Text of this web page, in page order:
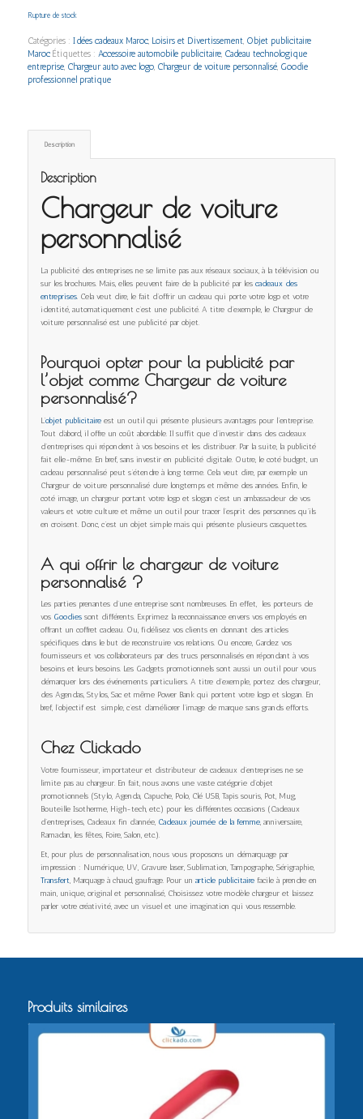
Rupture de stock
Catégories : Idées cadeaux Maroc, Loisirs et Divertissement, Objet publicitaire
Maroc Étiquettes : Accessoire automobile publicitaire, Cadeau technologique
entreprise, Chargeur auto avec logo, Chargeur de voiture personnalisé, Goodie
professionnel pratique
Description
Description
Chargeur de voiture
personnalisé
La publicité des entreprises ne se limite pas aux réseaux sociaux, à la télévision ou
sur les brochures. Mais, elles peuvent faire de la publicité par les cadeaux des
entreprises. Cela veut dire, le fait d’offrir un cadeau qui porte votre logo et votre
identité, automatiquement c’est une publicité. A titre d’exemple, le Chargeur de
voiture personnalisé est une publicité par objet.
Pourquoi opter pour la publicité par
l’objet comme Chargeur de voiture
personnalisé?
L’objet publicitaireest un outil qui présente plusieurs avantages pour l’entreprise.
Tout d’abord, il offre un coût abordable. Il suffit que d’investir dans des cadeaux
d’entreprises qui répondent à vos besoins et les distribuer. Par la suite, la publicité
fait elle-même. En bref, sans investir en publicité digitale. Outre, le coté budget, un
cadeau personnalisé peut s’étendre à long terme. Cela veut dire, par exemple un
Chargeur de voiture personnalisé dure longtemps et même des années. Enfin, le
coté image, un chargeur portant votre logo et slogan c’est un ambassadeur de vos
valeurs et votre culture et même un outil pour tracer l’esprit des personnes qu’ils
en croisent. Donc, c’est un objet simple mais qui présente plusieurs casquettes.
A qui offrir le chargeur de voiture
personnalisé ?
Les parties prenantes d’une entreprise sont nombreuses. En effet, les porteurs de
vos Goodiessont différents. Exprimez la reconnaissance envers vos employés en
offrant un coffret cadeau. Ou, fidélisez vos clients en donnant des articles
spécifiques dans le but de reconstruire vos relations. Ou encore, Gardez vos
fournisseurs et vos collaborateurs par des trucs personnalisés en répondant à vos
besoins et leurs besoins. Les Gadgets promotionnels sont aussi un outil pour vous
démarquer lors des événements particuliers. A titre d’exemple, portez des chargeur,
des Agendas, Stylos, Sac et même Power Bank qui portent votre logo et slogan. En
bref, l’objectif est simple, c’est d’améliorer l’image de marque sans grands efforts.
Chez Clickado
Votre fournisseur, importateur et distributeur de cadeaux d’entreprises ne se
limite pas au chargeur. En fait, nous avons une vaste catégorie d’objet
promotionnels (Stylo, Agenda, Capuche, Polo, Clé USB, Tapis souris, Pot, Mug,
Bouteille Isotherme, High-tech, etc.) pour les différentes occasions (Cadeaux
d’entreprises, Cadeaux fin d’année, Cadeaux journée de la femme, anniversaire,
Ramadan, les fêtes, Foire, Salon, etc.).
Et, pour plus de personnalisation, nous vous proposons un démarquage par
impression : Numérique, UV, Gravure laser, Sublimation, Tampographe, Sérigraphie,
Transfert, Marquage à chaud, gaufrage. Pour un article publicitairefacile à prendre en
main, unique, original et personnalisé, Choisissez votre modèle chargeur et laissez
parler votre créativité, avec un visuel et une imagination qui vous ressemble.
Produits similaires